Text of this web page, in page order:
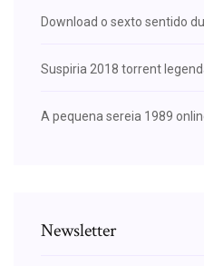
Download o sexto sentido
Suspiria 2018 torrent
A pequena sereia 1989
Newsletter